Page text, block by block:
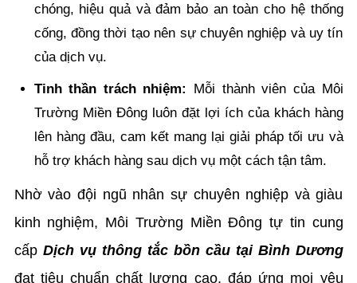
chóng, hiệu quả và đảm bảo an toàn cho hệ thống
cống, đồng thời tạo nên sự chuyên nghiệp và uy tín
của dịch vụ.
Tinh thần trách nhiệm:
Mỗi thành viên của Môi
Trường Miền Đông luôn đặt lợi ích của khách hàng
lên hàng đầu, cam kết mang lại giải pháp tối ưu và
hỗ trợ khách hàng sau dịch vụ một cách tận tâm.
Nhờ vào đội ngũ nhân sự chuyên nghiệp và giàu
kinh nghiệm, Môi Trường Miền Đông tự tin cung
cấp Dịch vụ thông tắc bồn cầu tại Bình Dương
đạt tiêu chuẩn chất lượng cao, đáp ứng mọi yêu